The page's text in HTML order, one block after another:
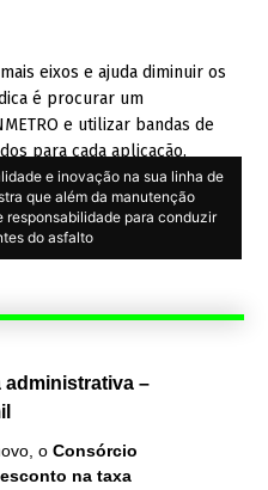
eixos e ajuda diminuir os
é procurar um
e utilizar bandas de
para cada aplicação.
e inovação na sua linha de
que além da manutenção
para conduzir
do asfalto
administrativa –
o Consórcio
na taxa